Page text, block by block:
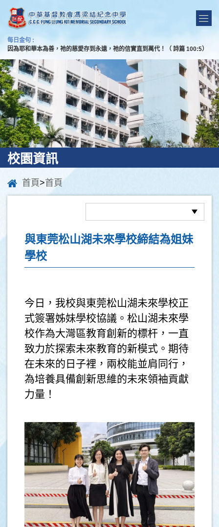
每日金句 :
因為耶和華本為善，祂的慈愛存到永遠，祂的信實直到萬代！（ 詩篇 100:5）
校園資訊
首頁>首頁
與東莞松山湖未來學校締結為姐妹
學校
今日，我校與東莞松山湖未來學校正
式簽署姊妹學校協議。松山湖未來學
校作為大灣區教育創新的標杆，一直
致力於探索未來教育的新模式。期待
在未來的日子裡，兩校能並肩同行，
為培養具備創新思維的未來領袖貢獻
力量！